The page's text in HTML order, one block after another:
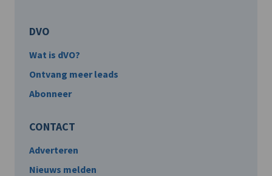
DVO
Wat is dVO?
Ontvang meer leads
Abonneer
CONTACT
Adverteren
Nieuws melden